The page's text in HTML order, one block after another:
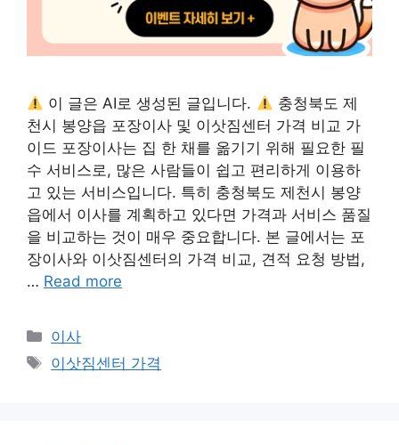
이 글은 AI로 생성된 글입니다.
충청북도 제
천시 봉양읍 포장이사 및 이삿짐센터 가격 비교 가
이드 포장이사는 집 한 채를 옮기기 위해 필요한 필
수 서비스로, 많은 사람들이 쉽고 편리하게 이용하
고 있는 서비스입니다. 특히 충청북도 제천시 봉양
읍에서 이사를 계획하고 있다면 가격과 서비스 품질
을 비교하는 것이 매우 중요합니다. 본 글에서는 포
장이사와 이삿짐센터의 가격 비교, 견적 요청 방법,
… Read more
Categories
이사
Tags
이삿짐센터 가격